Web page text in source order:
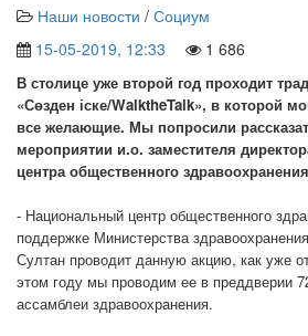
Наши новости / Социум
15-05-2019, 12:33
1 686
В столице уже второй год проходит
«Сөзден іске/WalktheTalk», в которой
все желающие. Мы попросили
мероприятии и.о. заместителя
центра общественного
- Национальный центр общественного
поддержке Министерства
Султан проводит данную акцию, как уже
этом году мы проводим ее в преддверии
ассамблеи здравоохранения.